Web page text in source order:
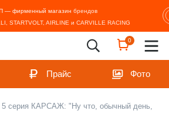
фирменный магазин брендов
STARTVOLT, AIRLINE и CARVILLE RACING
0
Прайс Фото
5 серия КАРСАЖ: "Ну что, обычный день,